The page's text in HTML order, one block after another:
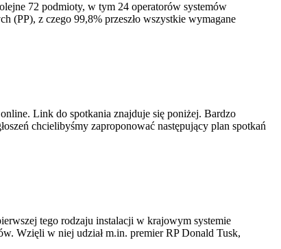
72 podmioty, w tym 24 operatorów systemów
(PP), z czego 99,8% przeszło wszystkie wymagane
Link do spotkania znajduje się poniżej. Bardzo
chcielibyśmy zaproponować następujący plan spotkań
tego rodzaju instalacji w krajowym systemie
Wzięli w niej udział m.in. premier RP Donald Tusk,